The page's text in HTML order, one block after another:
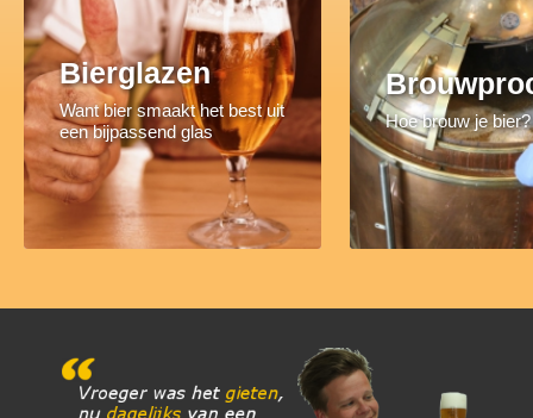
Bierglazen
Want bier smaakt het best uit
een bijpassend glas
Hoe brouw je bier?